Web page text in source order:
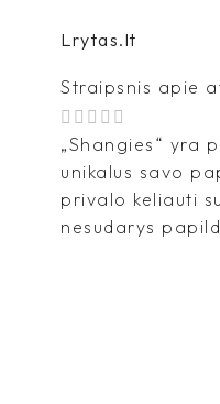
Lrytas.lt
Straipsnis apie
„Shangies“ yra
unikalus savo
privalo keliauti
nesudarys